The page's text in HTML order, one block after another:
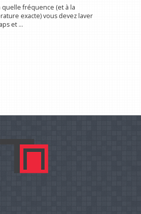
quelle fréquence (et à la
exacte) vous devez laver
et ...